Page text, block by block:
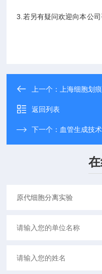
3.若另有疑问欢迎向本公
上一个： 上海细胞划
返回列表
下一个： 血管生成技